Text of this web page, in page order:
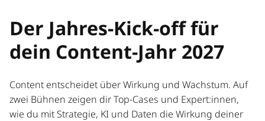
Der Jahres-Kick-off für
dein Content-Jahr 2027
Content entscheidet über Wirkung und Wachstum. Auf
zwei Bühnen zeigen dir Top-Cases und Expert:innen,
wie du mit Strategie, KI und Daten die Wirkung deiner